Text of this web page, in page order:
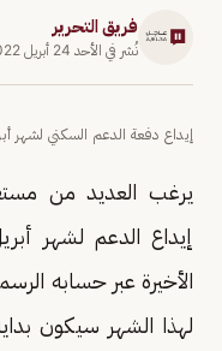
فريق التحرير
نُشر في الأحد 24 أبريل 2022
إيداع دفعة الدعم السكني لشهر
يرغب العديد من
إيداع الدعم لشهر
الأخيرة عبر حسابه